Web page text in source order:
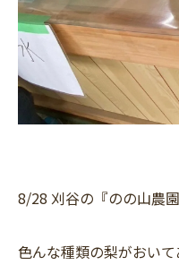
8/28 刈谷の『のの山農
色んな種類の梨がおいて